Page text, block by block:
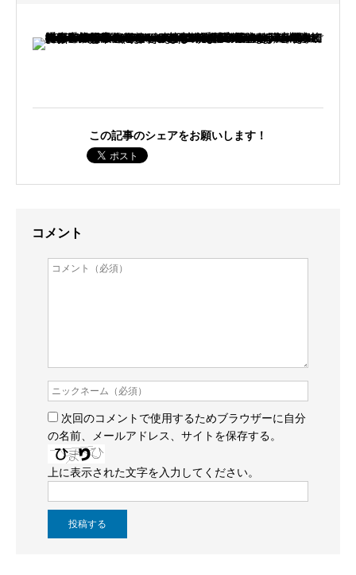
この記事のシェアをお願いします！
コメント
次回のコメントで使用するためブラウザーに自分
の名前、メールアドレス、サイトを保存する。
上に表示された文字を入力してください。